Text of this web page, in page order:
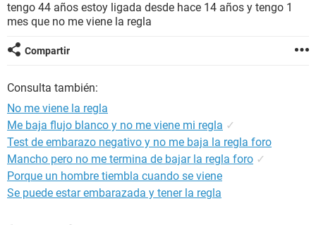
BIENESTAR
SEXUALIDAD
GLOSARIO
tengo 44 años estoy ligada desde hace 14 años y tengo 1
mes que no me viene la regla
Compartir
Consulta también:
No me viene la regla
Me baja flujo blanco y no me viene mi regla ✓
Test de embarazo negativo y no me baja la regla foro
Mancho pero no me termina de bajar la regla foro ✓
Porque un hombre tiembla cuando se viene
Se puede estar embarazada y tener la regla